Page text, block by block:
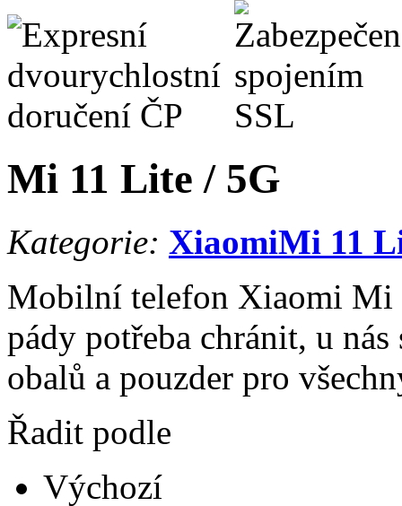
Mi 11 Lite / 5G
Kategorie: XiaomiMi 11
Mobilní telefon Xiaomi Mi
pády potřeba chránit, u
obalů a pouzder pro
Řadit podle
Výchozí